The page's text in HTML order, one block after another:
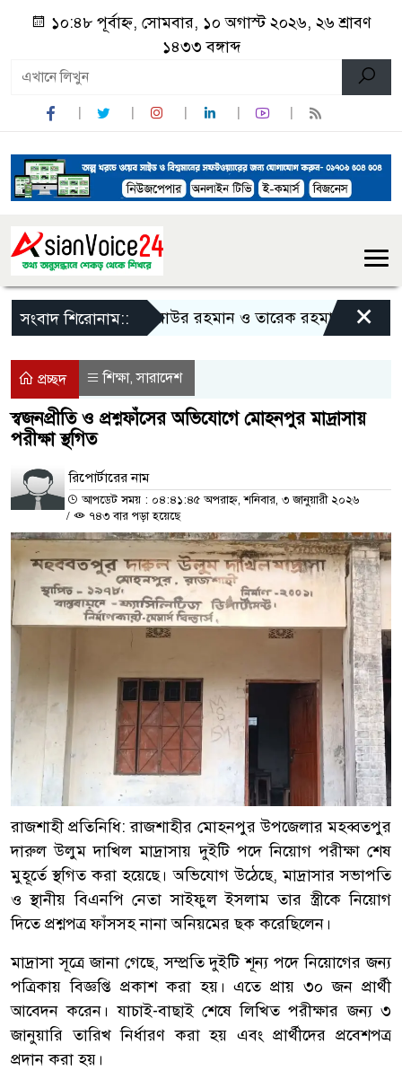
১০:৪৮ পূর্বাহ্ন, সোমবার, ১০ অগাস্ট ২০২৬, ২৬ শ্রাবণ
১৪৩৩ বঙ্গাব্দ
সংবাদ শিরোনাম::জিয়াউর রহমান ও তারেক রহমানকে নিয়ে×
প্রচ্ছদ শিক্ষা,সারাদেশ
স্বজনপ্রীতি ও প্রশ্নফাঁসের অভিযোগে মোহনপুর মাদ্রাসায়
পরীক্ষা স্থগিত
রিপোর্টারের নাম
আপডেট সময় : ০৪:৪১:৪৫ অপরাহ্ন, শনিবার, ৩ জানুয়ারী ২০২৬
/
৭৪৩ বার পড়া হয়েছে
রাজশাহী প্রতিনিধি: রাজশাহীর মোহনপুর উপজেলার মহব্বতপুর
দারুল উলুম দাখিল মাদ্রাসায় দুইটি পদে নিয়োগ পরীক্ষা শেষ
মুহূর্তে স্থগিত করা হয়েছে। অভিযোগ উঠেছে, মাদ্রাসার সভাপতি
ও স্থানীয় বিএনপি নেতা সাইফুল ইসলাম তার স্ত্রীকে নিয়োগ
দিতে প্রশ্নপত্র ফাঁসসহ নানা অনিয়মের ছক করেছিলেন।
মাদ্রাসা সূত্রে জানা গেছে, সম্প্রতি দুইটি শূন্য পদে নিয়োগের জন্য
পত্রিকায় বিজ্ঞপ্তি প্রকাশ করা হয়। এতে প্রায় ৩০ জন প্রার্থী
আবেদন করেন। যাচাই-বাছাই শেষে লিখিত পরীক্ষার জন্য ৩
জানুয়ারি তারিখ নির্ধারণ করা হয় এবং প্রার্থীদের প্রবেশপত্র
প্রদান করা হয়।